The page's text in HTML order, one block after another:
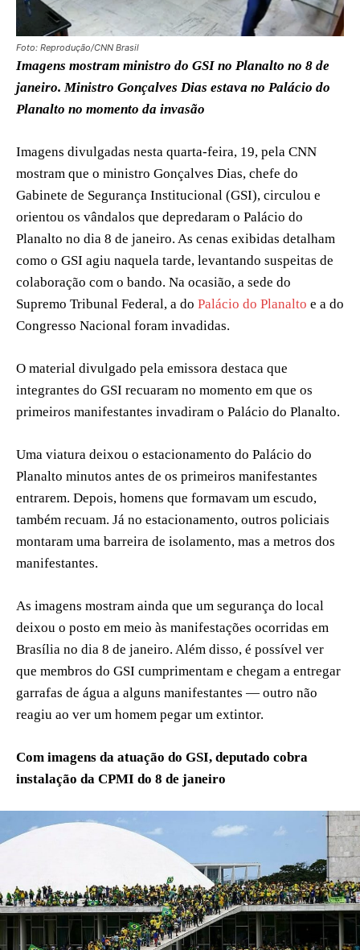
Foto: Reprodução/CNN Brasil
Imagens mostram ministro do GSI no Planalto no 8 de
janeiro. Ministro Gonçalves Dias estava no Palácio do
Planalto no momento da invasão
Imagens divulgadas nesta quarta-feira, 19, pela CNN
mostram que o ministro Gonçalves Dias, chefe do
Gabinete de Segurança Institucional (GSI), circulou e
orientou os vândalos que depredaram o Palácio do
Planalto no dia 8 de janeiro. As cenas exibidas detalham
como o GSI agiu naquela tarde, levantando suspeitas de
colaboração com o bando. Na ocasião, a sede do
Supremo Tribunal Federal, a do Palácio do Planalto e a do
Congresso Nacional foram invadidas.
O material divulgado pela emissora destaca que
integrantes do GSI recuaram no momento em que os
primeiros manifestantes invadiram o Palácio do Planalto.
Uma viatura deixou o estacionamento do Palácio do
Planalto minutos antes de os primeiros manifestantes
entrarem. Depois, homens que formavam um escudo,
também recuam. Já no estacionamento, outros policiais
montaram uma barreira de isolamento, mas a metros dos
manifestantes.
As imagens mostram ainda que um segurança do local
deixou o posto em meio às manifestações ocorridas em
Brasília no dia 8 de janeiro. Além disso, é possível ver
que membros do GSI cumprimentam e chegam a entregar
garrafas de água a alguns manifestantes — outro não
reagiu ao ver um homem pegar um extintor.
Com imagens da atuação do GSI, deputado cobra
instalação da CPMI do 8 de janeiro